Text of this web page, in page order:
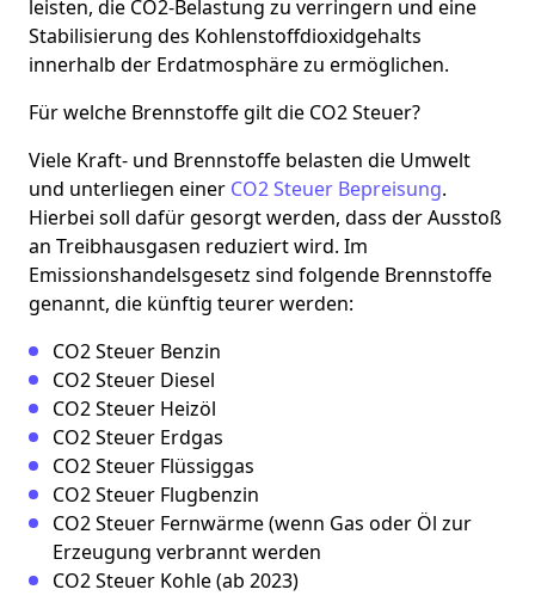
leisten, die CO2-Belastung zu verringern und eine
Stabilisierung des Kohlenstoffdioxidgehalts
innerhalb der Erdatmosphäre zu ermöglichen.
Für welche Brennstoffe gilt die CO2 Steuer?
Viele Kraft- und Brennstoffe belasten die Umwelt
und unterliegen einer CO2 Steuer Bepreisung.
Hierbei soll dafür gesorgt werden, dass der Ausstoß
an Treibhausgasen reduziert wird. Im
Emissionshandelsgesetz sind folgende Brennstoffe
genannt, die künftig teurer werden:
CO2 Steuer Benzin
CO2 Steuer Diesel
CO2 Steuer Heizöl
CO2 Steuer Erdgas
CO2 Steuer Flüssiggas
CO2 Steuer Flugbenzin
CO2 Steuer Fernwärme (wenn Gas oder Öl zur
Erzeugung verbrannt werden
CO2 Steuer Kohle (ab 2023)